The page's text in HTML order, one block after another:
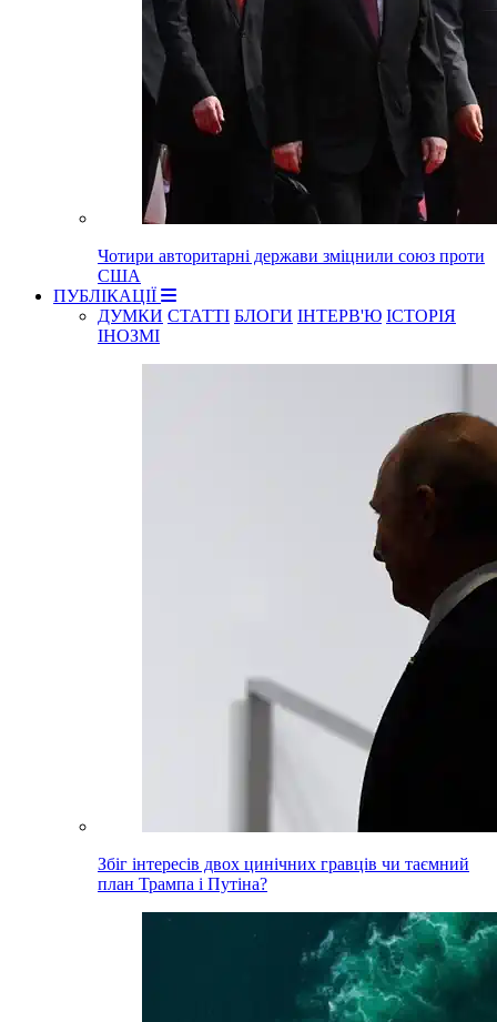
Чотири авторитарні держави зміцнили союз проти
США
ПУБЛІКАЦІЇ
ДУМКИ СТАТТІ БЛОГИ ІНТЕРВ'Ю ІСТОРІЯ
ІНОЗМІ
Збіг інтересів двох цинічних гравців чи таємний
план Трампа і Путіна?